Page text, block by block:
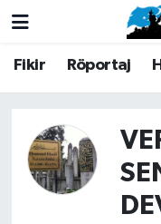
Fikir Röportaj
Fikir
Haberler
Özel Haber
Fikir
Haberler
Özel Haber
Nöbetçi
Trafik Durumu
Süper Lig